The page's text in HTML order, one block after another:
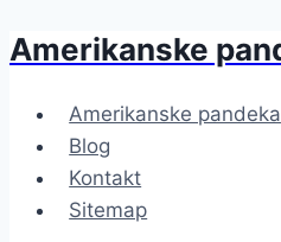
Fortsæt
indhold
Amerikanske
Amerikanske
Blog
Kontakt
Sitemap